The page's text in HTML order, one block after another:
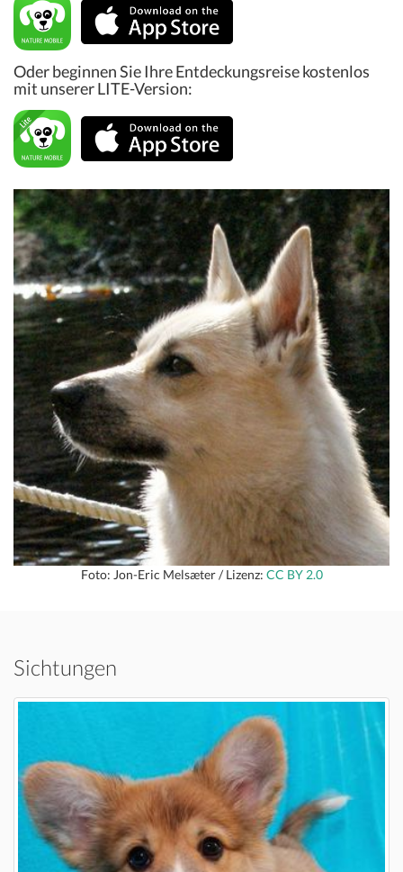
Oder beginnen Sie Ihre Entdeckungsreise kostenlos
mit unserer LITE-Version:
Foto: Jon-Eric Melsæter / Lizenz: CC BY 2.0
Sichtungen